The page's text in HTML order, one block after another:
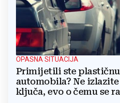
OPASNA SITUACIJA
Primijetili ste plastičnu
automobila? Ne
ključa, evo o čemu se